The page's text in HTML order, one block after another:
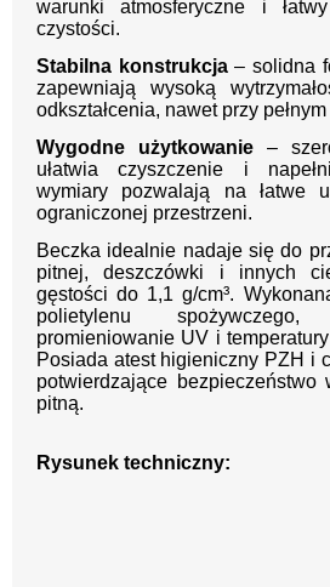
warunki atmosferyczne i
czystości.
Stabilna konstrukcja– solidna
zapewniają wysoką
odkształcenia, nawet przy
Wygodne użytkowanie –
ułatwia czyszczenie i
wymiary pozwalają na łatwe
ograniczonej przestrzeni.
Beczka idealnie nadaje się do
pitnej, deszczówki i innych
gęstości do 1,1 g/cm³.
polietylenu
promieniowanie UV i
Posiada atest higieniczny PZH i
potwierdzające
pitną.
Rysunek techniczny: